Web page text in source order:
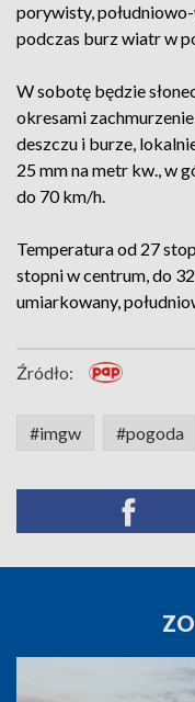
porywisty,
podczas burz wiatr w
W sobotę będzie
okresami
deszczu i burze,
25 mm na metr kw., w
do 70 km/h.
Temperatura od 27
stopni w centrum, do
umiarkowany,
Źródło:
#imgw #pogoda